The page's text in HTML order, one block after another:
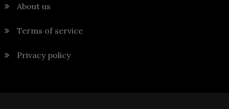
About us
Terms of service
Privacy policy